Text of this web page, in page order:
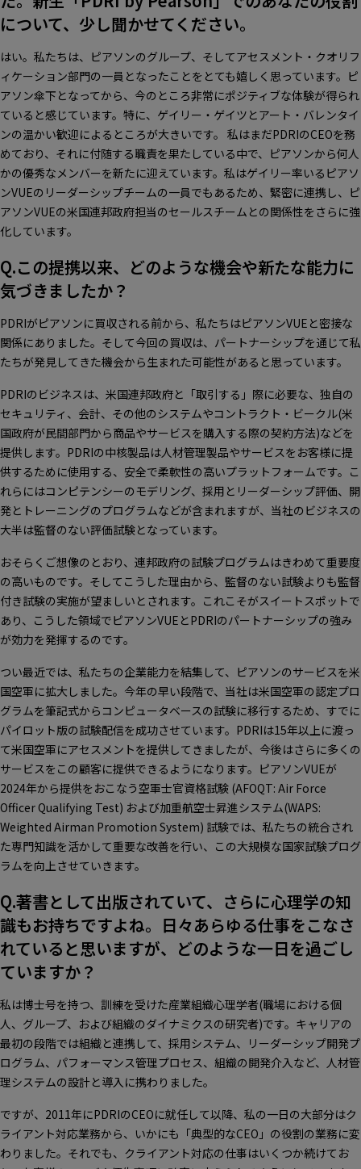
について、少し聞かせてください。
はい。私たちは、ピアソンのグループ、そしてアセスメント・クオリフ
ィケーション部門の一員となったことをとても嬉しく思っています。ピ
アソン傘下となってから、今のところ非常にポジティブな体験が得られ
ていると感じています。特に、ゲイリー・ゲイツとアート・バレンタイ
ンの温かい歓迎によるところが大きいです。 私はまだPDRIのCEOを務
めており、それに付随する職責を果たしている中で、ピアソンから何人
かの優秀なメンバーを新たに迎えています。私はゲイリー率いるピアソ
ンVUEのリーダーシップチームの一員でもあるため、緊密に連携し、ピ
アソンVUEの米国連邦政府担当のセールスチームとの関係性をさらに強
化しています。
Q.この提携以来、どのような機会や新たな能力に
気づきましたか？
PDRIがピアソンに買収される前から、私たちはピアソンVUEと密接な
関係にありました。そして今回の買収は、パートナーシップを通じて私
たちが発見してきた機会から生まれた可能性があると思っています。
PDRIのビジネスは、米国連邦政府と「取引する」際に必要な、独自の
セキュリティ、会計、その他のシステムやコントラクト・ビークル(米
国政府が民間部門から商品やサービスを購入する際の契約方法)などを
提供します。PDRIの中核製品は人材管理製品やサービスをお客様に提
供するために使用する、安全で柔軟性の高いプラットフォームです。こ
れらにはコンピテンシーのモデリング、採用とリーダーシップ評価、開
発とトレーニングのプログラムなどが含まれますが、当社のビジネスの
大半は監督のない評価試験となっています。
おそらくご想像のとおり、連邦政府の試験プログラムはきわめて重要度
の高いものです。そしてこうした理由から、監督のない試験よりも監督
付き試験の実施が望ましいとされます。これこそがスイートスポットで
あり、こうした領域でピアソンVUEとPDRIのパートナーシップの強み
が効力を発揮するのです。
つい最近では、私たちの企業能力を結集して、ピアソンのサービスを米
国空軍に拡大しました。今年の早い段階で、当社は米国空軍の認定プロ
グラムを筆記式からコンピュータベースの試験に移行するため、すでに
パイロット版の試験配信を成功させています。PDRIは15年以上に渡っ
て米国空軍にアセスメントを提供してきましたが、今後はさらに多くの
サービスをこの顧客に提供できるようになります。ピアソンVUEが
2024年から提供をおこなう空軍士官資格試験 (AFOQT: Air Force
Officer Qualifying Test) および加重航空士昇進システム(WAPS:
Weighted Airman Promotion System) 試験では、私たちの統合され
た専門知識を活かして重要な改善を行い、この大規模な国家試験プログ
ラムを向上させていきます。
Q.著書として出版されていて、さらに心理学の知
識もお持ちですよね。日々あらゆる仕事をこなさ
れていると思いますが、どのような一日を過ごし
ていますか？
私は博士号を持つ、訓練を受けた産業組織心理学者(職場における個
人、グループ、および組織のダイナミクスの研究者)です。キャリアの
最初の段階では組織と連携して、採用システム、リーダーシップ開発プ
ログラム、パフォーマンス管理プロセス、組織の開発介入など、人材管
理システムの設計と導入に携わりました。
ですが、2011年にPDRIのCEOに就任して以降、私の一日の大部分はク
ライアント対応業務から、いかにも「典型的なCEO」の役割の業務に変
わりました。それでも、クライアント対応の仕事はいくつか続けてお